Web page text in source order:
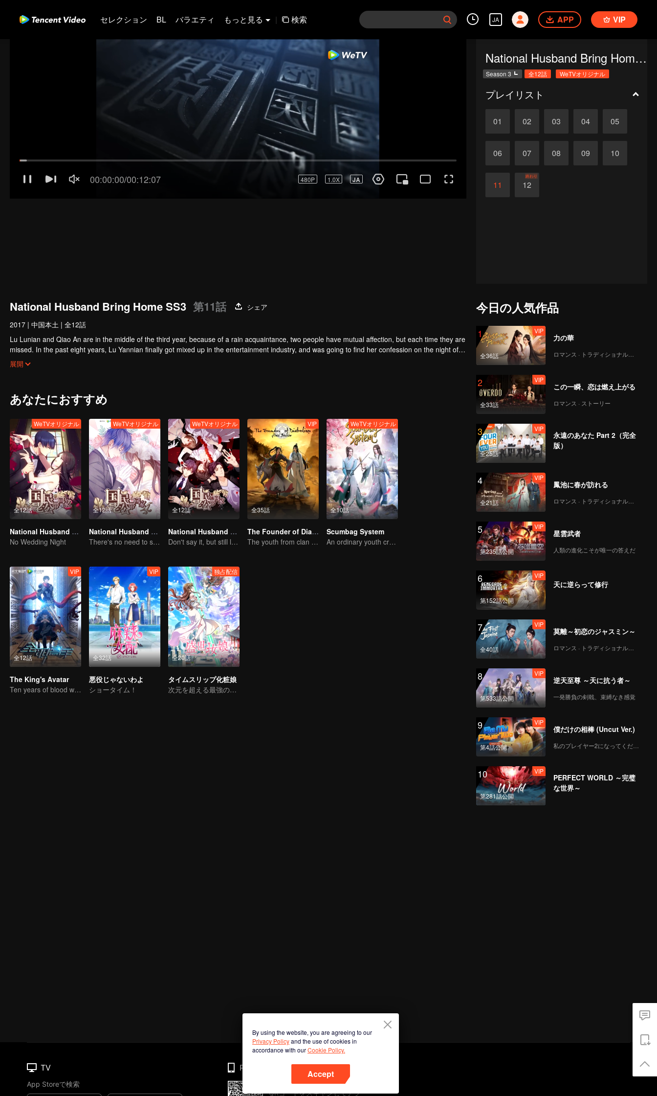
セレクション BL バラエティ もっと見る | 検索 JA APP VIP
National Husband Bring Home SS3
Season 3 全12話 WeTVオリジナル
プレイリスト
01 02 03 04 05
06 07 08 09 10
11 12
終わり
National Husband Bring Home SS3 第11話
シェア
2017 | 中国本土 | 全12話
Lu Lunian and Qiao An are in the middle of the third year, because of a rain acquaintance, two people have mutual affection, but each time they are
missed. In the past eight years, Lu Yannian finally got mixed up in the entertainment industry, and was going to find her confession on the night of
Joan’s birthday. Also failed due to misunderstanding.
Five years later, Han Ruchu looked for Lu Jianian to play Xu Jiamu, and then released the news of marriage with Joan. In an attempt to
stabilize the family business, the two people who once fell in love with each other reunited and began to play the fake unmarried couple. The
展開
あなたにおすすめ
全12話
WeTVオリジナル
National Husband Bring Home SS1
No Wedding Night
全12話
WeTVオリジナル
National Husband Bring Home SS4
There's no need to say much about love.
全12話
WeTVオリジナル
National Husband Bring Home SS2
Don't say it, but still love you
全35話
VIP
The Founder of Diabolism
The youth from clan of cultivators killed the devils for the others
全10話
WeTVオリジナル
Scumbag System
An ordinary youth crossing as a villain into the book and abusing the hero!
全12話
VIP
The King's Avatar
Ten years of blood writing esports brilliant
全32話
VIP
悪役じゃないわよ
ショータイム！
全20話
独占配信
タイムスリップ化粧娘
次元を超える最強の口コミ宣伝ガイド
今日の人気作品
1
全36話
VIP
力の華
ロマンス · トラディショナル・コスチューム
2
全33話
VIP
この一瞬、恋は燃え上がる
ロマンス · ストーリー
3
全25話
VIP
永遠のあなた Part 2（完全
版）
4
全21話
VIP
鳳池に春が訪れる
ロマンス · トラディショナル・コスチューム
5
第235話公開
VIP
星雲武者
人類の進化こそが唯一の答えだ
6
第152話公開
VIP
天に逆らって修行
7
全40話
VIP
莫離～初恋のジャスミン～
ロマンス · トラディショナル・コスチューム
8
第533話公開
VIP
逆天至尊 ～天に抗う者～
一発勝負の剣戟、束縛なき感覚
9
第4話公開
VIP
僕だけの相棒 (Uncut Ver.)
私のプレイヤー2になってください
10
第281話公開
VIP
PERFECT WORLD ～完璧
な世界～
By using the website, you are agreeing to our
Privacy Policyand the use of cookies in
accordance with ourCookie Policy.
Accept
TV
App Storeで検索
Phone
QRコードをスキャンしてアプ